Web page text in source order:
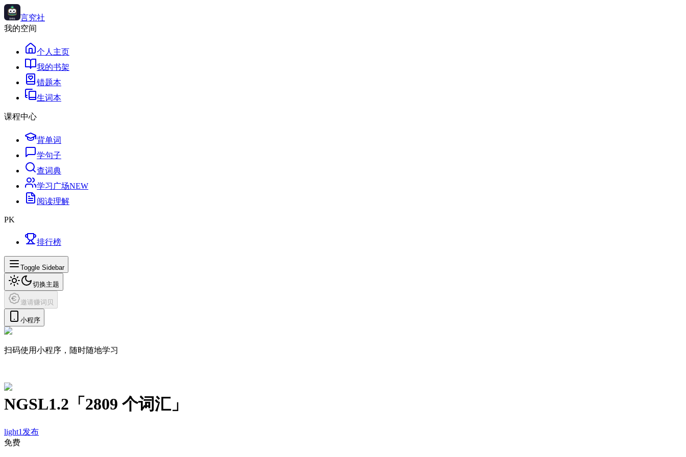
言究社
我的空间
个人主页
我的书架
错题本
生词本
课程中心
背单词
学句子
查词典
学习广场NEW
阅读理解
PK
排行榜
Toggle Sidebar
切换主题
邀请赚词贝
小程序
扫码使用小程序，随时随地学习
NGSL1.2 「 2809 个词汇」
light1 发布
免费